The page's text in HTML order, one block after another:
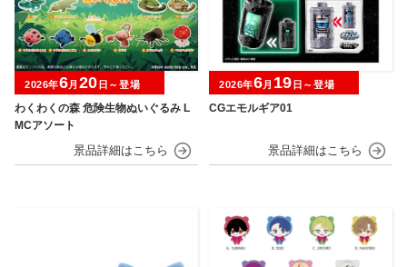
わくわくの森 危険生物ぬいぐるみ L
MCアソート
2026年6月 20 日～登場
CGエモルギア01
2026年6月 19 日～登場